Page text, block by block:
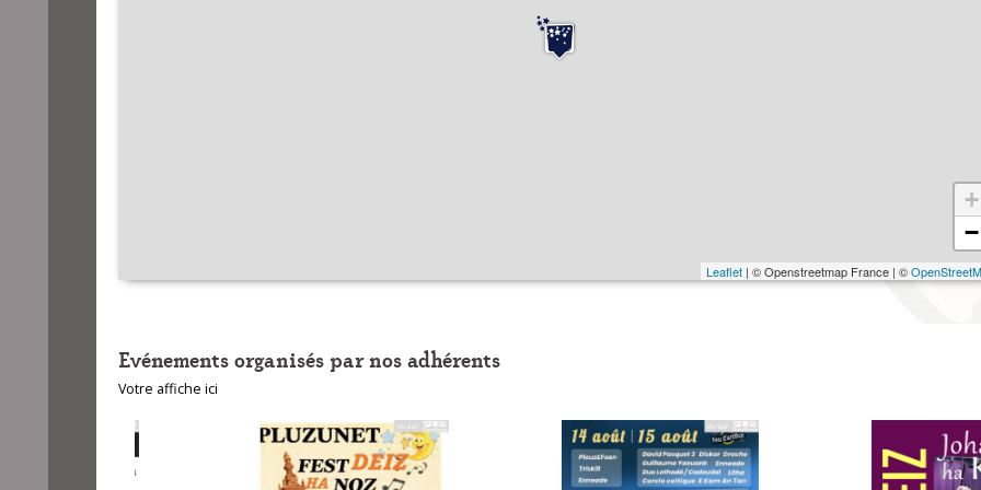
+
−
Leaflet| © Openstreetmap France | ©
Evénements organisés par nos adhérents
Votre affiche ici